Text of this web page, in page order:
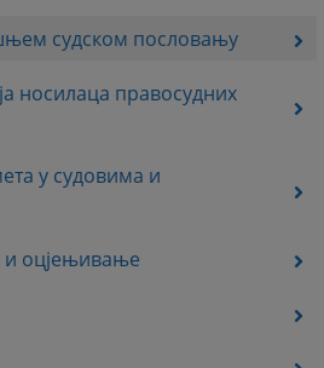
судском пословању
носилаца правосудних
у судовима и
и оцјењивање